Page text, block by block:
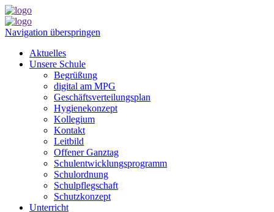
Navigation überspringen
Aktuelles
Unsere Schule
Begrüßung
digital am MPG
Geschäftsverteilungsplan
Hygienekonzept
Kollegium
Kontakt
Leitbild
Offener Ganztag
Schulentwicklungsprogramm
Schulordnung
Schulpflegschaft
Schutzkonzept
Unterricht